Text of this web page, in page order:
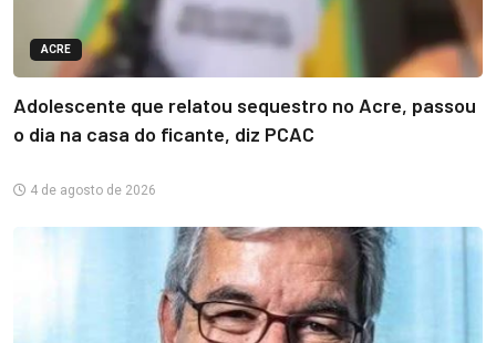
ACRE
Adolescente que relatou sequestro no Acre, passou
o dia na casa do ficante, diz PCAC
4 de agosto de 2026